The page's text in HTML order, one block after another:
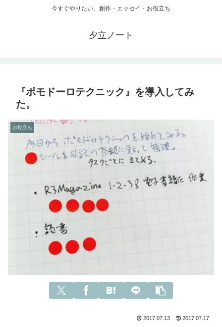
今すぐやりたい、創作・エッセイ・お役立ち
夕立ノート
『ポモドーロテクニック』を導入してみ
た。
お役立ち
2017.07.13 2017.07.17